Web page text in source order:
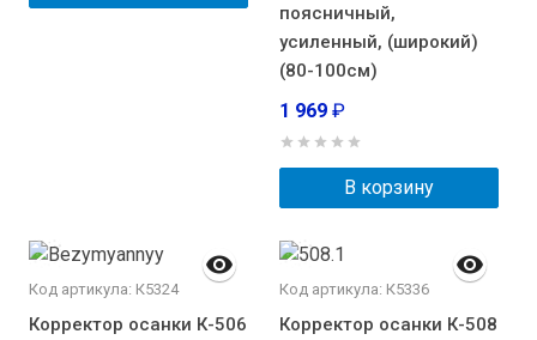
поясничный,
усиленный, (широкий)
(80-100см)
1 969 ₽
В корзину
Код артикула: К5324
Корректор осанки К-506
Код артикула: К5336
Корректор осанки К-508